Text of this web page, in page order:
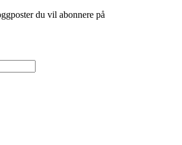
du vil abonnere på